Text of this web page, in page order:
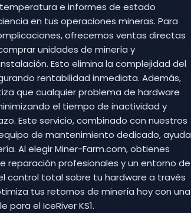
e informes de estado
en tus operaciones mineras. Para
ofrecemos ventas directas
unidades de minería y
Esto elimina la complejidad del
rentabilidad inmediata. Además,
que cualquier problema de hardware
el tiempo de inactividad y
Este servicio, combinado con nuestros
de mantenimiento dedicado, ayuda
Al elegir Miner-Farm.com, obtienes
reparación profesionales y un entorno de
control total sobre tu hardware a través
tus retornos de minería hoy con una
el IceRiver KS1.